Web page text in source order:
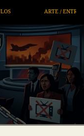
ARTE / ENTRETENIMIENTO